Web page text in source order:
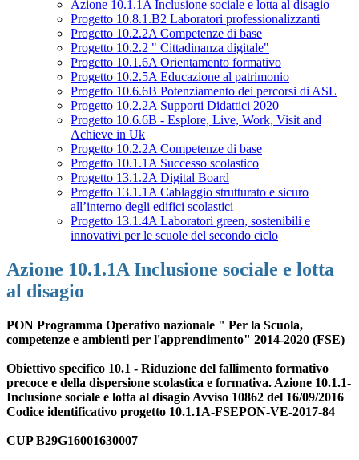
Azione 10.1.1A Inclusione sociale e lotta al disagio
Progetto 10.8.1.B2 Laboratori professionalizzanti
Progetto 10.2.2A Competenze di base
Progetto 10.2.2 " Cittadinanza digitale"
Progetto 10.1.6A Orientamento formativo
Progetto 10.2.5A Educazione al patrimonio
Progetto 10.6.6B Potenziamento dei percorsi di ASL
Progetto 10.2.2A Supporti Didattici 2020
Progetto 10.6.6B - Esplore, Live, Work, Visit and
Achieve in Uk
Progetto 10.2.2A Competenze di base
Progetto 10.1.1A Successo scolastico
Progetto 13.1.2A Digital Board
Progetto 13.1.1A Cablaggio strutturato e sicuro
all’interno degli edifici scolastici
Progetto 13.1.4A Laboratori green, sostenibili e
innovativi per le scuole del secondo ciclo
Azione 10.1.1A Inclusione sociale e lotta
al disagio
PON Programma Operativo nazionale " Per la Scuola,
competenze e ambienti per l'apprendimento" 2014-2020 (FSE)
Obiettivo specifico 10.1 - Riduzione del fallimento formativo
precoce e della dispersione scolastica e formativa. Azione 10.1.1-
Inclusione sociale e lotta al disagio Avviso 10862 del 16/09/2016
Codice identificativo progetto 10.1.1A-FSEPON-VE-2017-84
CUP B29G16001630007